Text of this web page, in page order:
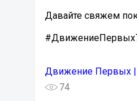
Давайте свяжем
Движение Первых |
74